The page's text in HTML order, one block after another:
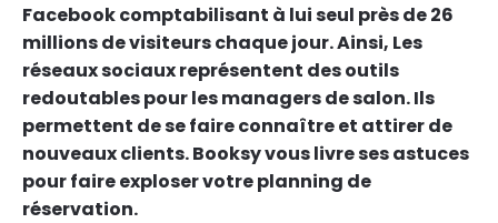
Facebook comptabilisant à lui seul près de 26
millions de visiteurs chaque jour. Ainsi, Les
réseaux sociaux représentent des outils
redoutables pour les managers de salon. Ils
permettent de se faire connaître et attirer de
nouveaux clients. Booksy vous livre ses astuces
pour faire exploser votre planning de
réservation.